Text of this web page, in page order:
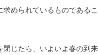
められているものである
じたら、いよいよ春の到